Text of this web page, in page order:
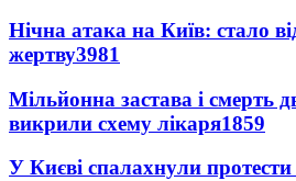
Нічна атака на Київ: стало
жертву3981
Мільйонна застава і смерть
викрили схему лікаря1859
У Києві спалахнули